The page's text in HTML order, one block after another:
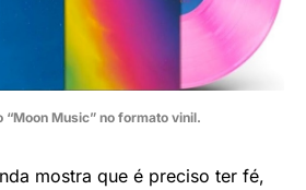
“Moon Music” no formato vinil.
mostra que é preciso ter fé,